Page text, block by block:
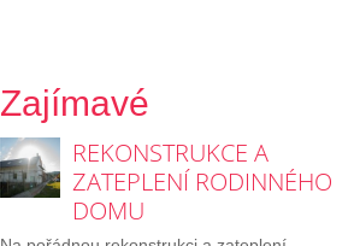
Zajímavé
REKONSTRUKCE A
ZATEPLENÍ RODINNÉHO
DOMU